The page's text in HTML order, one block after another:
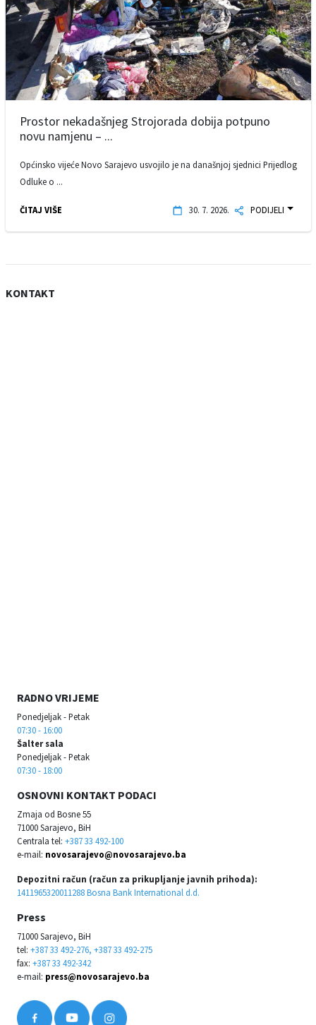
Prostor nekadašnjeg Strojorada dobija potpuno
novu namjenu – ...
Općinsko vijeće Novo Sarajevo usvojilo je na današnjoj sjednici Prijedlog
Odluke o ...
ČITAJ VIŠE 30. 7. 2026. PODIJELI
KONTAKT
RADNO VRIJEME
Ponedjeljak - Petak
07:30 - 16:00
Šalter sala
Ponedjeljak - Petak
07:30 - 18:00
OSNOVNI KONTAKT PODACI
Zmaja od Bosne 55
71000 Sarajevo, BiH
Centrala tel: +387 33 492-100
e-mail: novosarajevo@novosarajevo.ba
Depozitni račun (račun za prikupljanje javnih prihoda):
1411965320011288 Bosna Bank International d.d.
Press
71000 Sarajevo, BiH
tel: +387 33 492-276, +387 33 492-275
fax: +387 33 492-342
e-mail: press@novosarajevo.ba